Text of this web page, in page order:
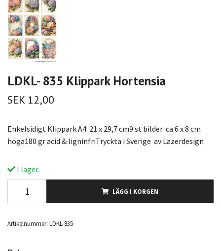
LDKL- 835 Klippark Hortensia
SEK 12,00
Enkelsidigt Klippark A4 21 x 29,7 cm9 st bilder ca 6 x 8 cm
höga180 gr acid & ligninfriTryckta i Sverige av Lazerdesign
I lager.
LÄGG I KORGEN
Artikelnummer: LDKL-835